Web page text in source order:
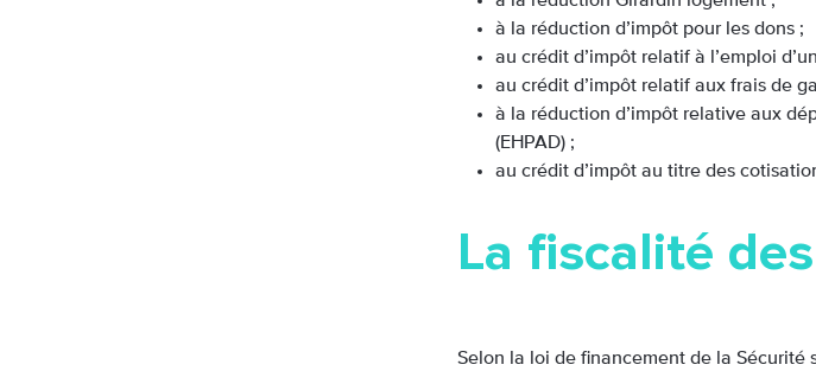
à la réduction d’impôt pour les dons ;
au crédit d’impôt relatif à l’emploi
au crédit d’impôt relatif aux frais de
à la réduction d’impôt relative aux
(EHPAD) ;
au crédit d’impôt au titre des
La fiscalité
Selon la loi de financement de la Sécurité